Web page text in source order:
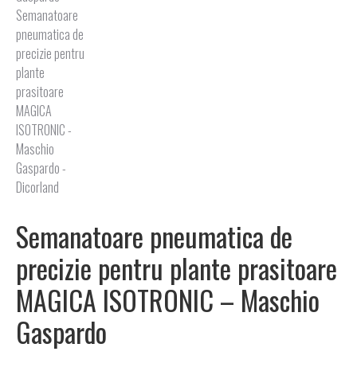
Semanatoare pneumatica de
precizie pentru plante prasitoare
MAGICA ISOTRONIC – Maschio
Gaspardo